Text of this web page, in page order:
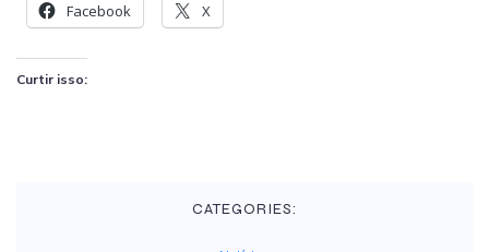
Facebook X
Curtir isso:
CATEGORIES: